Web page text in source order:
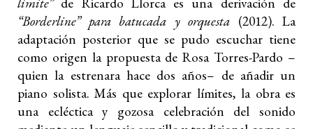
“Borderline” para batucada y orquesta (2012). La
adaptación posterior que se pudo escuchar tiene
como origen la propuesta de Rosa Torres-Pardo –
quien la estrenara hace dos años– de añadir un
piano solista. Más que explorar límites, la obra es
una ecléctica y gozosa celebración del sonido